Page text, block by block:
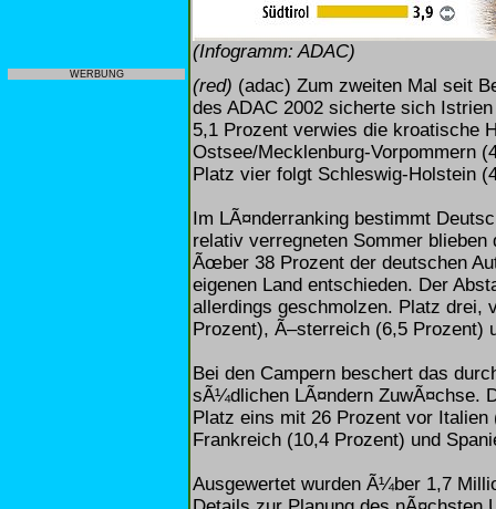
WERBUNG
(Infogramm: ADAC)
(red) (adac) Zum zweiten Mal seit
des ADAC 2002 sicherte sich
5,1 Prozent verwies die kroatische
Ostsee/Mecklenburg-Vorpommern
Platz vier folgt Schleswig-Holstein
Im LÃ¤nderranking bestimmt
relativ verregneten Sommer
Ãœber 38 Prozent der deutschen
eigenen Land entschieden. Der
allerdings geschmolzen. Platz
Prozent), Ã–sterreich (6,5 Prozent)
Bei den Campern beschert das
sÃ¼dlichen LÃ¤ndern ZuwÃ¤chse.
Platz eins mit 26 Prozent vor
Frankreich (10,4 Prozent) und
Ausgewertet wurden Ã¼ber 1,7